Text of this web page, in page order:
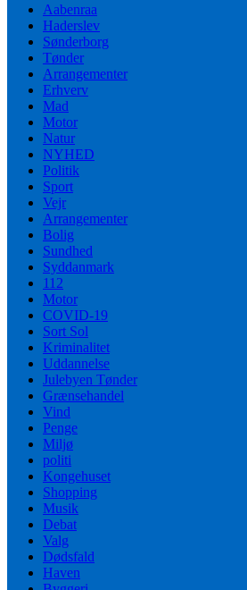
Aabenraa
Haderslev
Sønderborg
Tønder
Arrangementer
Erhverv
Mad
Motor
Natur
NYHED
Politik
Sport
Vejr
Arrangementer
Bolig
Sundhed
Syddanmark
112
Motor
COVID-19
Sort Sol
Kriminalitet
Uddannelse
Julebyen Tønder
Grænsehandel
Vind
Penge
Miljø
politi
Kongehuset
Shopping
Musik
Debat
Valg
Dødsfald
Haven